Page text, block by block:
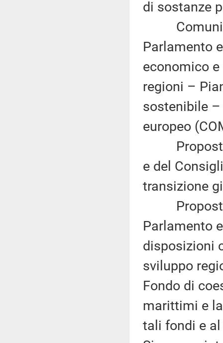
di sostanze
Parlamento
economico
regioni –
sostenibile
europeo
Proposta
e del
transizione
Proposta
Parlamento
disposizioni
sviluppo
Fondo di
marittimi e
tali fondi e al